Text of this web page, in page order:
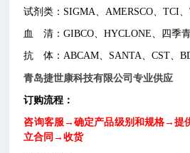
试剂类：SIGMA、AMERSCO、TCI
血 清：GIBCO、HYCLONE、四季
抗 体：ABCAM、SANTA、CST、
青岛捷世康科技有限公司专业供应
订购流程：
咨询客服→确定产品级别和规格→提
立合同→收货